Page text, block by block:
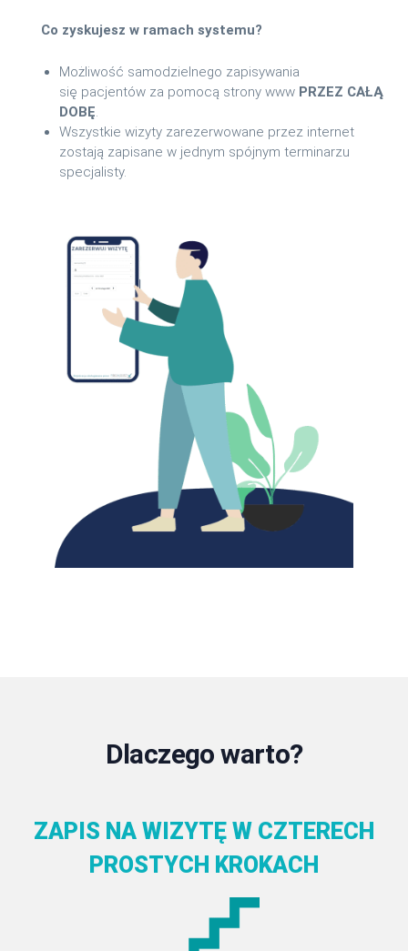
Co zyskujesz w ramach systemu?
Możliwość samodzielnego zapisywania
się pacjentów za pomocą strony www PRZEZ CAŁĄ
DOBĘ.
Wszystkie wizyty zarezerwowane przez internet
zostają zapisane w jednym spójnym terminarzu
specjalisty.
Dlaczego warto?
ZAPIS NA WIZYTĘ W CZTERECH
PROSTYCH KROKACH